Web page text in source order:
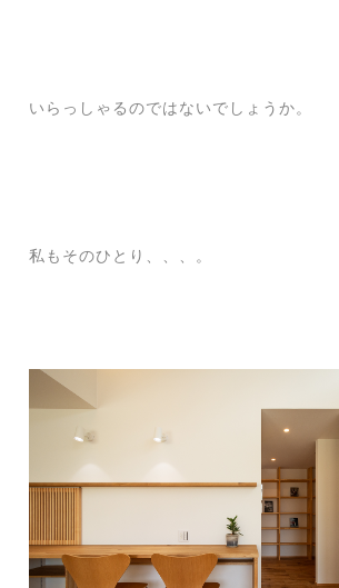
いらっしゃるのではないでしょうか。
私もそのひとり、、、。